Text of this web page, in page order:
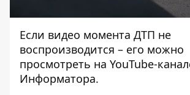
Если видео момента ДТП не
воспроизводится – его можно
просмотреть на YouTube-
Информатора.